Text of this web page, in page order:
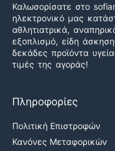
Καλωσορίσατε στο
ηλεκτρονικό μας
αθλητιατρικά,
εξοπλισμό, είδη
δεκάδες προϊόντα
τιμές της αγοράς!
Πληροφορίες
Πολιτική Επιστροφών
Κανόνες Μεταφορικών